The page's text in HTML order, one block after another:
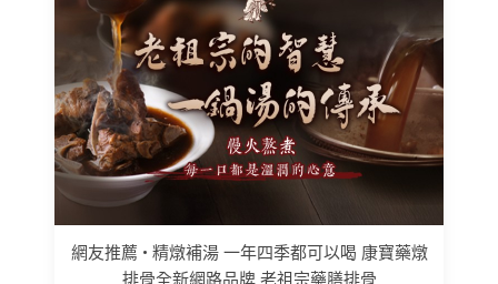
網友推薦 • 精燉補湯 一年四季都可以喝 康寶藥燉
排骨全新網路品牌 老祖宗藥膳排骨